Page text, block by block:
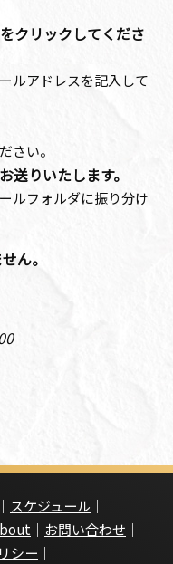
クリックしてくださ
ルアドレスを記入して
さい。
送りいたします。
ルフォルダに振り分け
ん。
｜ スケジュール ｜
｜ お問い合わせ ｜
シー ｜